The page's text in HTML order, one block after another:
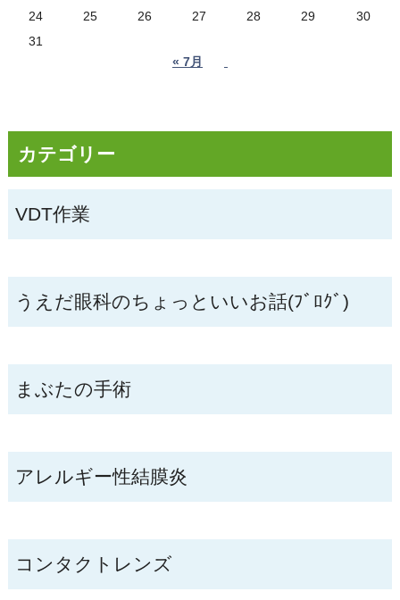
24
25 26 27 28 29
30
31
« 7月
カテゴリー
VDT作業
うえだ眼科のちょっといいお話(ﾌﾞﾛｸﾞ)
まぶたの手術
アレルギー性結膜炎
コンタクトレンズ